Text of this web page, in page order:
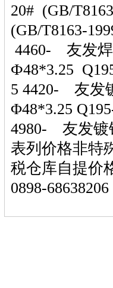
20# (GB/
(GB/T8163-
4460- 友发
Ф48*3.25
5 4420- 友发
Φ48*3.25
4980- 友发镀
表列价格非特
税仓库自提价
0898-68638206